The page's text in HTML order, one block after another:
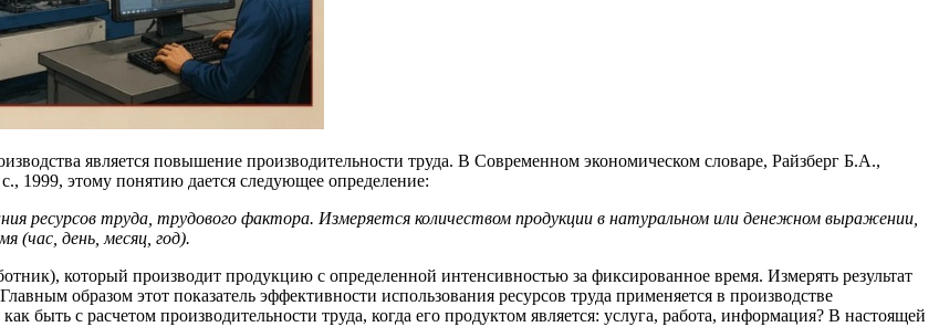
является повышение производительности труда. В Современном экономическом словаре, Райзберг Б.А.,
этому понятию дается следующее определение:
ресурсов труда, трудового фактора. Измеряется количеством продукции в натуральном или денежном выражении,
(час, день, месяц, год).
который производит продукцию с определенной интенсивностью за фиксированное время. Измерять результат
образом этот показатель эффективности использования ресурсов труда применяется в производстве
быть с расчетом производительности труда, когда его продуктом является: услуга, работа, информация? В настоящей